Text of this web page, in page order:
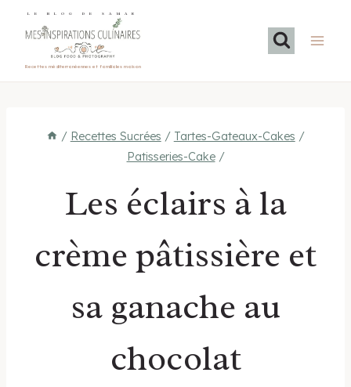
LE BLOG DE SAMAR
Recettes méditerranéennes et familiales maison
/ Recettes Sucrées / Tartes-Gateaux-Cakes /
Patisseries-Cake /
Les éclairs à la
crème pâtissière et
sa ganache au
chocolat